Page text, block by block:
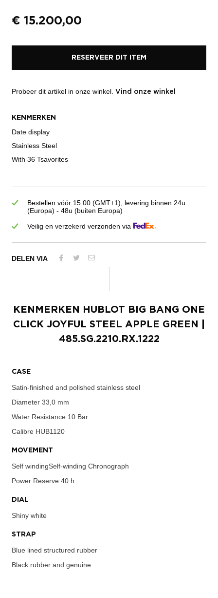
€ 15.200,00
RESERVEER DIT ITEM
Probeer dit artikel in onze winkel. Vind onze winkel
KENMERKEN
Date display
Stainless Steel
With 36 Tsavorites
Bestellen vóór 15:00 (GMT+1), levering binnen 24u
(Europa) - 48u (buiten Europa)
Veilig en verzekerd verzonden via
DELEN VIA
KENMERKEN
HUBLOT BIG BANG ONE
CLICK JOYFUL STEEL APPLE GREEN
485.SG.2210.RX.1222
CASE
Satin-finished and polished stainless steel
Diameter 33,0 mm
Water Resistance 10 Bar
Calibre HUB1120
MOVEMENT
Self windingSelf-winding Chronograph
Power Reserve 40 h
DIAL
Shiny white
STRAP
Blue lined structured rubber
Black rubber and genuine